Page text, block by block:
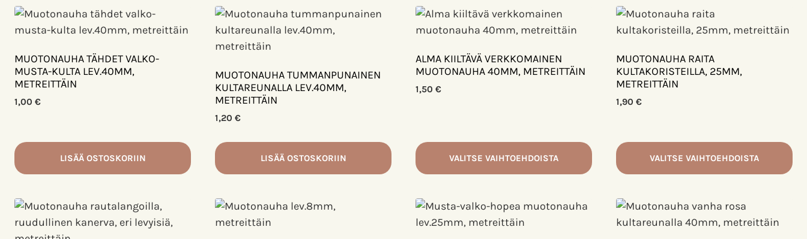
MUOTONAUHA TÄHDET VALKO-
MUSTA-KULTA LEV.40MM,
METREITTÄIN
1,00 €
LISÄÄ OSTOSKORIIN
MUOTONAUHA TUMMANPUNAINEN
KULTAREUNALLA LEV.40MM,
METREITTÄIN
1,20 €
LISÄÄ OSTOSKORIIN
ALMA KIILTÄVÄ VERKKOMAINEN
MUOTONAUHA 40MM, METREITTÄIN
1,50 €
VALITSE VAIHTOEHDOISTA
tuotteella
on
useampi
MUOTONAUHA RAITA
KULTAKORISTEILLA, 25MM,
METREITTÄIN
1,90 €
VALITSE VAIHTOEHDOISTA
tuotteella
on
useampi